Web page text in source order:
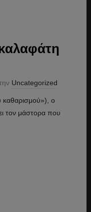
Uncategorized
καθαρισμού»), ο
τον μάστορα που